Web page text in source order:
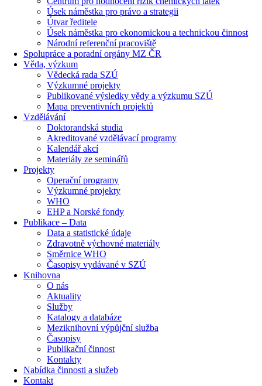
Úsek náměstka pro právo a strategii
Útvar ředitele
Úsek náměstka pro ekonomickou a technickou činnost
Národní referenční pracoviště
Spolupráce a poradní orgány MZ ČR
Věda, výzkum
Vědecká rada SZÚ
Výzkumné projekty
Publikované výsledky vědy a výzkumu SZÚ
Mapa preventivních projektů
Vzdělávání
Doktorandská studia
Akreditované vzdělávací programy
Kalendář akcí
Materiály ze seminářů
Projekty
Operační programy
Výzkumné projekty
WHO
EHP a Norské fondy
Publikace – Data
Data a statistické údaje
Zdravotně výchovné materiály
Směrnice WHO
Časopisy vydávané v SZÚ
Knihovna
O nás
Aktuality
Služby
Katalogy a databáze
Meziknihovní výpůjční služba
Časopisy
Publikační činnost
Kontakty
Nabídka činnosti a služeb
Kontakt